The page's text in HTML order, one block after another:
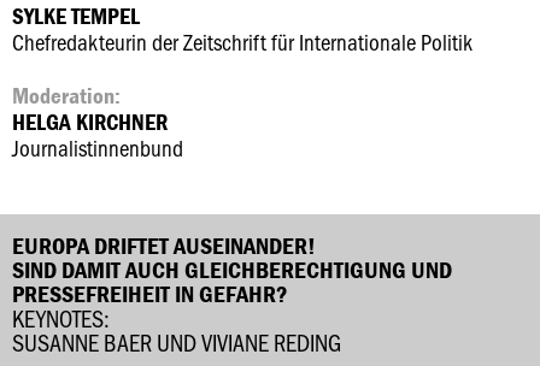
SYLKE TEMPEL
Chefredakteurin der Zeitschrift für Internationale Politik
Moderation:
HELGA KIRCHNER
Journalistinnenbund
EUROPA DRIFTET AUSEINANDER!
SIND DAMIT AUCH GLEICHBERECHTIGUNG UND
PRESSEFREIHEIT IN GEFAHR?
KEYNOTES:
SUSANNE BAER UND VIVIANE REDING